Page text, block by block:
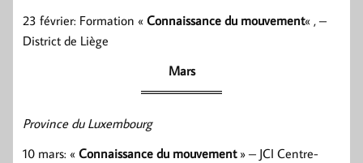
23 février: Formation « Connaissance du mouvement« , –
District de Liège
Mars
Province du Luxembourg
10 mars: « Connaissance du mouvement» – JCI Centre-